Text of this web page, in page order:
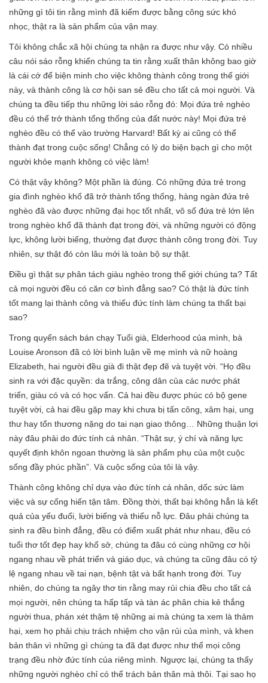
những gì tôi tin rằng mình đã kiếm được bằng công sức khó
nhọc, thật ra là sản phẩm của vận may.
Tôi không chắc xã hội chúng ta nhận ra được như vậy. Có nhiều
câu nói sáo rỗng khiến chúng ta tin rằng xuất thân không bao giờ
là cái cớ để biện minh cho việc không thành công trong thế giới
này, và thành công là cơ hội san sẻ đều cho tất cả mọi người. Và
chúng ta đều tiếp thu những lời sáo rỗng đó: Mọi đứa trẻ nghèo
đều có thể trở thành tổng thống của đất nước này! Mọi đứa trẻ
nghèo đều có thể vào trường Harvard! Bất kỳ ai cũng có thể
thành đạt trong cuộc sống! Chẳng có lý do biện bạch gì cho một
người khỏe mạnh không có việc làm!
Có thật vậy không? Một phần là đúng. Có những đứa trẻ trong
gia đình nghèo khổ đã trở thành tổng thống, hàng ngàn đứa trẻ
nghèo đã vào được những đại học tốt nhất, vô số đứa trẻ lớn lên
trong nghèo khổ đã thành đạt trong đời, và những người có động
lực, không lười biếng, thường đạt được thành công trong đời. Tuy
nhiên, sự thật đó còn lâu mới là toàn bộ sự thật.
Điều gì thật sự phân tách giàu nghèo trong thế giới chúng ta? Tất
cả mọi người đều có căn cơ bình đẳng sao? Có thật là đức tính
tốt mang lại thành công và thiếu đức tính làm chúng ta thất bại
sao?
Trong quyển sách bán chạy Tuổi già, Elderhood của mình, bà
Louise Aronson đã có lời bình luận về mẹ mình và nữ hoàng
Elizabeth, hai người đều già đi thật đẹp đẽ và tuyệt vời. “Họ đều
sinh ra với đặc quyền: da trắng, công dân của các nước phát
triển, giàu có và có học vấn. Cả hai đều được phúc có bộ gene
tuyệt vời, cả hai đều gặp may khi chưa bị tấn công, xâm hại, ung
thư hay tổn thương nặng do tai nạn giao thông… Những thuận lợi
này đâu phải do đức tính cá nhân. “Thật sự, ý chí và năng lực
quyết định khôn ngoan thường là sản phẩm phụ của một cuộc
sống đầy phúc phần”. Và cuộc sống của tôi là vậy.
Thành công không chỉ dựa vào đức tính cá nhân, dốc sức làm
việc và sự cống hiến tận tâm. Đồng thời, thất bại không hẳn là kết
quả của yếu đuối, lười biếng và thiếu nỗ lực. Đâu phải chúng ta
sinh ra đều bình đẳng, đều có điểm xuất phát như nhau, đều có
tuổi thơ tốt đẹp hay khổ sở, chúng ta đâu có cùng những cơ hội
ngang nhau về phát triển và giáo dục, và chúng ta cũng đâu có tỷ
lệ ngang nhau về tai nạn, bệnh tật và bất hạnh trong đời. Tuy
nhiên, do chúng ta ngây thơ tin rằng may rủi chia đều cho tất cả
mọi người, nên chúng ta hấp tấp và tàn ác phân chia kẻ thắng
người thua, phán xét thậm tệ những ai mà chúng ta xem là thảm
hại, xem họ phải chịu trách nhiệm cho vận rủi của mình, và khen
bản thân vì những gì chúng ta đã đạt được như thể mọi công
trạng đều nhờ đức tính của riêng mình. Ngược lại, chúng ta thấy
những người nghèo chỉ có thể trách bản thân mà thôi. Tại sao họ